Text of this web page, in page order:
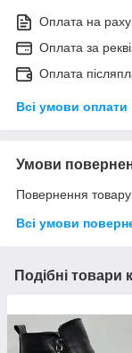
Оплата на
Оплата за
Оплата
Всі умови оплати
Умови
Повернення
Всі умови
Подібні товари